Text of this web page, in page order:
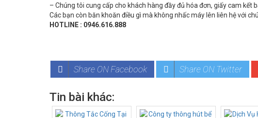
– Chúng tôi cung cấp cho khách hàng đầy đủ hóa đơn, giấy cam kết
Các bạn còn băn khoăn điều gì mà không nhấc máy lên liên hệ với
HOTLINE : 0946.616.888
Share ON Facebook Share ON Twitter
Tin bài khác: